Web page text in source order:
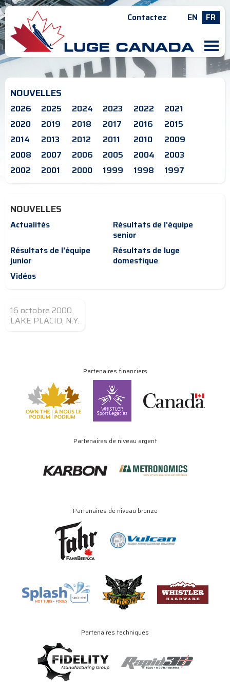
Contactez EN FR
M
NOUVELLES
2026 2025 2024 2023 2022
2021
2020
2019 2018 2017 2016
2015
2014
2013 2012 2011 2010
2009
2008
2007 2006 2005 2004
2003
2002
2001 2000 1999 1998 1997
NOUVELLES
Actualités
Résultats de l'équipe
senior
Résultats de l'équipe
junior
Résultats de luge
domestique
Vidéos
16 octobre 2000
LAKE PLACID, N.Y.
Partenaires financiers
Partenaires de niveau argent
Partenaires de niveau bronze
Partenaires techniques